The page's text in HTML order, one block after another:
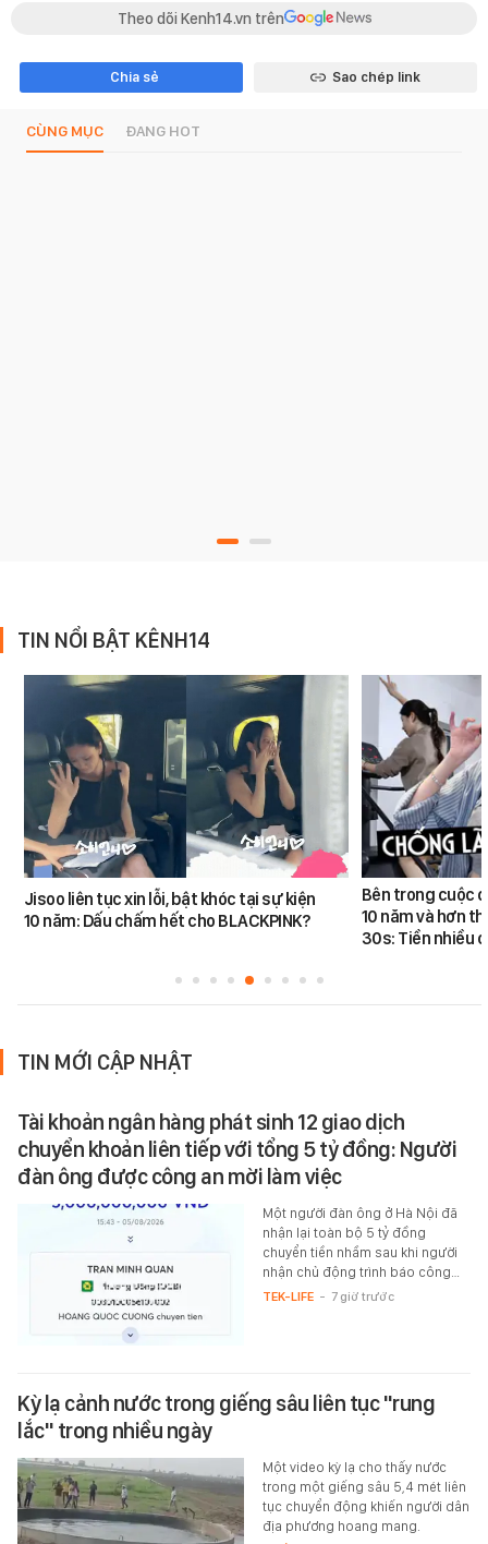
Theo dõi Kenh14.vn trên
Chia sẻ Sao chép link
CÙNG MỤC ĐANG HOT
TIN NỔI BẬT KÊNH14
Jisoo liên tục xin lỗi, bật khóc tại sự kiện
10 năm: Dấu chấm hết cho BLACKPINK?
Bên trong cuộc
10 năm và hơn
30s: Tiền nhiều
TIN MỚI CẬP NHẬT
Tài khoản ngân hàng phát sinh 12 giao dịch
chuyển khoản liên tiếp với tổng 5 tỷ đồng: Người
đàn ông được công an mời làm việc
Một người đàn ông ở Hà Nội đã
nhận lại toàn bộ 5 tỷ đồng
chuyển tiền nhầm sau khi người
nhận chủ động trình báo công…
TEK-LIFE - 7 giờ trước
Kỳ lạ cảnh nước trong giếng sâu liên tục "rung
lắc" trong nhiều ngày
Một video kỳ lạ cho thấy nước
trong một giếng sâu 5,4 mét liên
tục chuyển động khiến người dân
địa phương hoang mang.